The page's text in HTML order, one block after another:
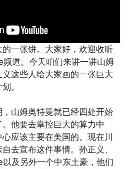
一张饼。大家好，欢迎收听
道。今天咱们来讲一讲山姆
这些人给大家画的一张巨大
。
山姆奥特曼就已经四处开始
他要去掌控巨大的算力中
应该主要在美国的。现在川
去宣布这件事情。孙正义、
及另外一个中东土豪，他们